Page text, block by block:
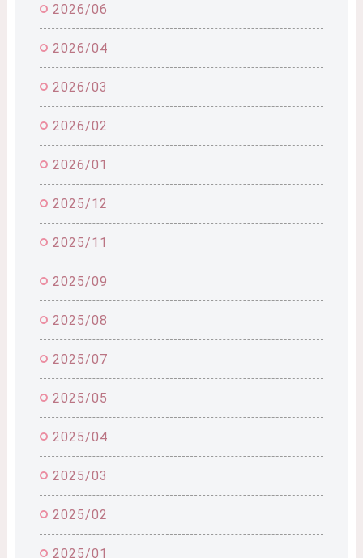
2026/06
2026/04
2026/03
2026/02
2026/01
2025/12
2025/11
2025/09
2025/08
2025/07
2025/05
2025/04
2025/03
2025/02
2025/01